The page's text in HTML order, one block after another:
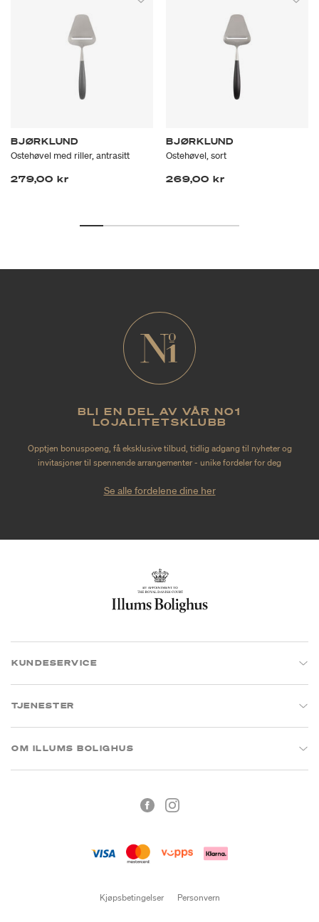
BJØRKLUND
Ostehøvel med riller, antrasitt
279,00 kr
BJØRKLUND
Ostehøvel, sort
269,00 kr
BLI EN DEL AV VÅR NO1
LOJALITETSKLUBB
Opptjen bonuspoeng, få eksklusive tilbud, tidlig adgang til nyheter og
invitasjoner til spennende arrangementer - unike fordeler for deg
Se alle fordelene dine her
KUNDESERVICE
TJENESTER
OM ILLUMS BOLIGHUS
Kjøpsbetingelser Personvern